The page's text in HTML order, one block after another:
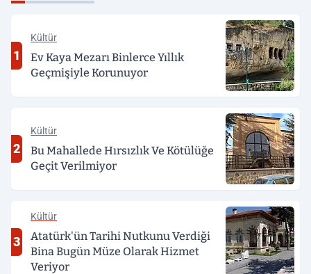
1
Kültür
Ev Kaya Mezarı Binlerce Yıllık
Geçmişiyle Korunuyor
2
Kültür
Bu Mahallede Hırsızlık Ve Kötülüğe
Geçit Verilmiyor
3
Kültür
Atatürk'ün Tarihi Nutkunu Verdiği
Bina Bugün Müze Olarak Hizmet
Veriyor